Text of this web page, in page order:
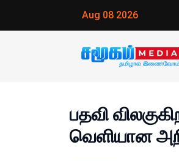
Aug 08 2026
பதவி
வெளியான